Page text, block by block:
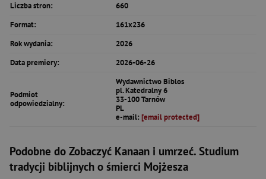
Liczba stron:
660
Format:
161x236
Rok wydania:
2026
Data premiery:
2026-06-26
Podmiot
odpowiedzialny:
Wydawnictwo Biblos
pl. Katedralny 6
33-100 Tarnów
PL
e-mail: [email protected]
Podobne do Zobaczyć Kanaan i umrzeć. Studium
tradycji biblijnych o śmierci Mojżesza